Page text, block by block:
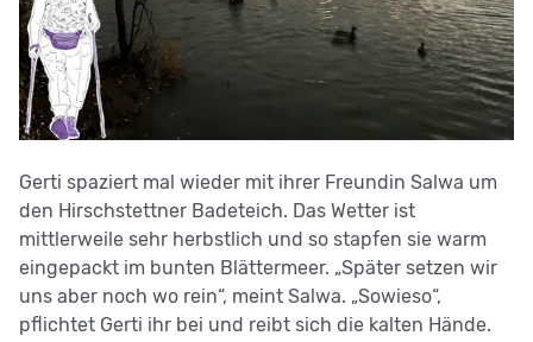
Gerti spaziert mal wieder mit ihrer Freundin Salwa um
den Hirschstettner Badeteich. Das Wetter ist
mittlerweile sehr herbstlich und so stapfen sie warm
eingepackt im bunten Blättermeer. „Später setzen wir
uns aber noch wo rein“, meint Salwa. „Sowieso“,
pflichtet Gerti ihr bei und reibt sich die kalten Hände.